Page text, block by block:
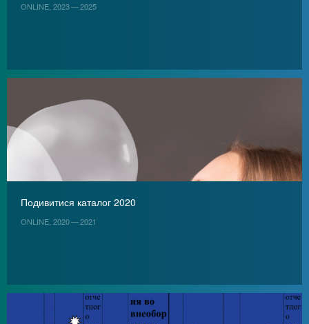
ONLINE, 2023 — 2025
Подивитися каталог 2020
ONLINE, 2020 — 2021